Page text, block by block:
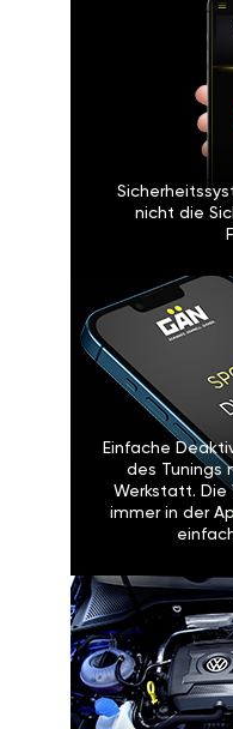
nicht die
Einfache
des Tunings
Werkstatt. Die
immer in der